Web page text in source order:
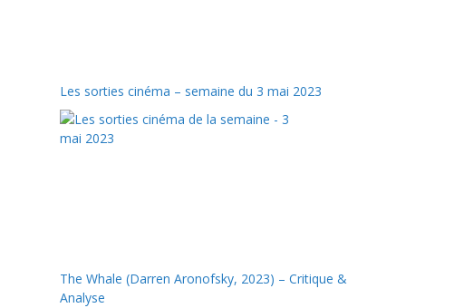
Les sorties cinéma – semaine du 3 mai 2023
The Whale (Darren Aronofsky, 2023) – Critique &
Analyse